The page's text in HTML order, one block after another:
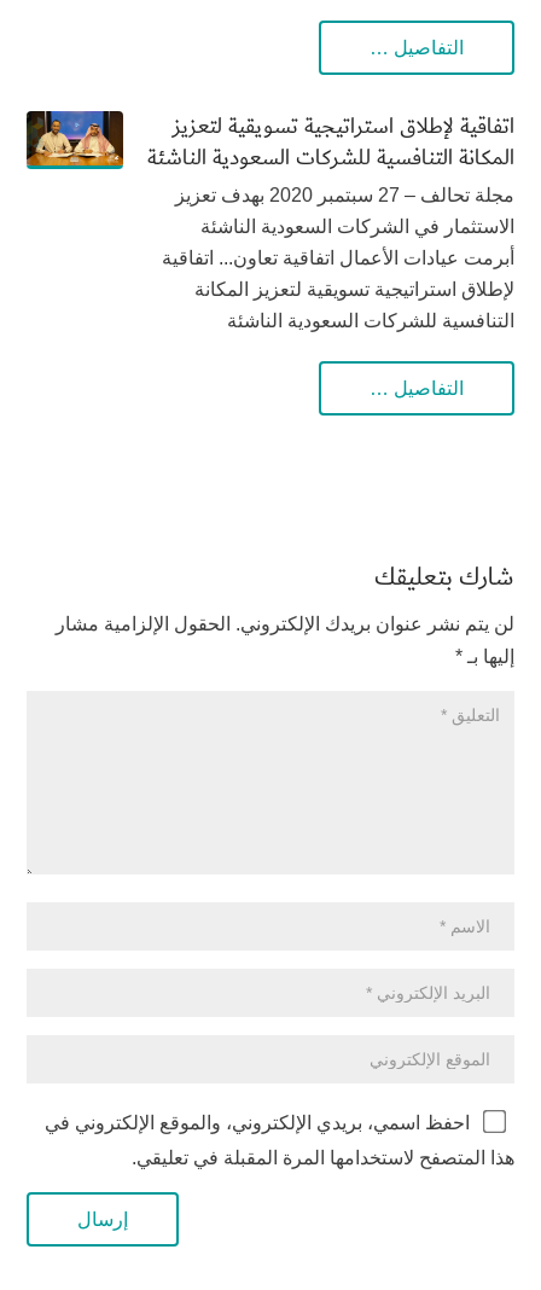
التفاصيل …
اتفاقية لإطلاق استراتيجية تسويقية لتعزيز
المكانة التنافسية للشركات السعودية الناشئة
مجلة تحالف – 27 سبتمبر 2020 بهدف تعزيز
الاستثمار في الشركات السعودية الناشئة
أبرمت عيادات الأعمال اتفاقية تعاون... اتفاقية
لإطلاق استراتيجية تسويقية لتعزيز المكانة
التنافسية للشركات السعودية الناشئة
التفاصيل …
شارك بتعليقك
لن يتم نشر عنوان بريدك الإلكتروني. الحقول الإلزامية مشار
إليها بـ *
احفظ اسمي، بريدي الإلكتروني، والموقع الإلكتروني في
هذا المتصفح لاستخدامها المرة المقبلة في تعليقي.